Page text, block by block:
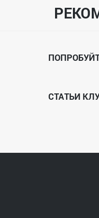
или по телефонам:
СТАТЬИ